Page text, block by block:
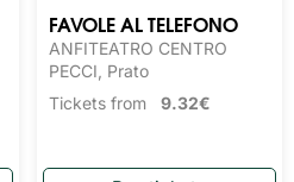
FAVOLE AL TELEFONO
ANFITEATRO CENTRO
PECCI, Prato
Tickets from 9.32€